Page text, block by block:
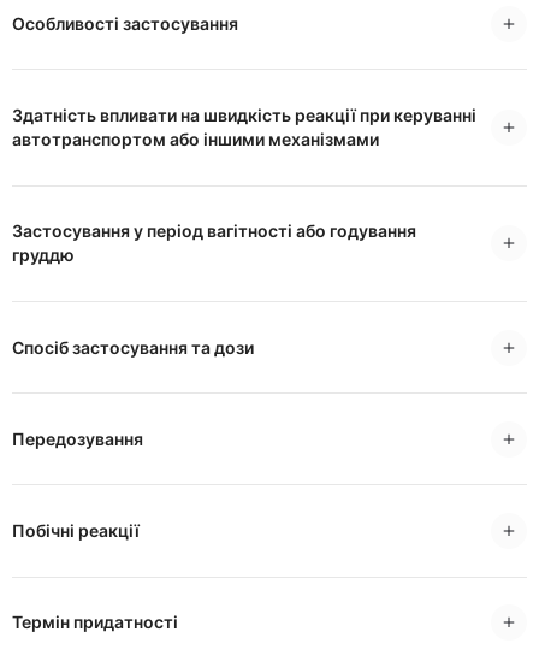
Особливості застосування
Здатність впливати на швидкість реакції при керуванні
автотранспортом або іншими механізмами
Застосування у період вагітності або годування
груддю
Спосіб застосування та дози
Передозування
Побічні реакції
Термін придатності